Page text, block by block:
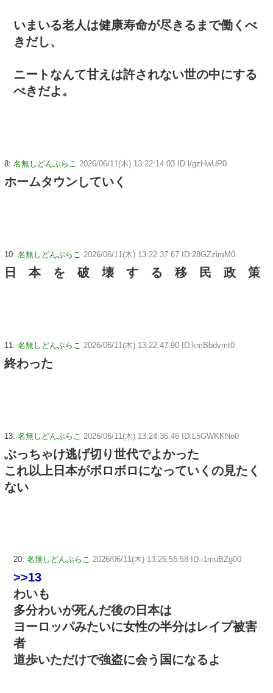
いまいる老人は健康寿命が尽きるまで働くべ
きだし、
ニートなんて甘えは許されない世の中にする
べきだよ。
8: 名無しどんぶらこ 2026/06/11(木) 13:22:14.03 ID:l/gzHwUP0
ホームタウンしていく
10: 名無しどんぶらこ 2026/06/11(木) 13:22:37.67 ID:28GZzimM0
日 本 を 破 壊 す る 移 民 政 策
11: 名無しどんぶらこ 2026/06/11(木) 13:22:47.90 ID:kmBbdvmt0
終わった
13: 名無しどんぶらこ 2026/06/11(木) 13:24:36.46 ID:L5GWKKNo0
ぶっちゃけ逃げ切り世代でよかった
これ以上日本がボロボロになっていくの見たく
ない
20: 名無しどんぶらこ 2026/06/11(木) 13:26:55.58 ID:i1muBZg00
>>13
わいも
多分わいが死んだ後の日本は
ヨーロッパみたいに女性の半分はレイプ被害
者
道歩いただけで強盗に会う国になるよ